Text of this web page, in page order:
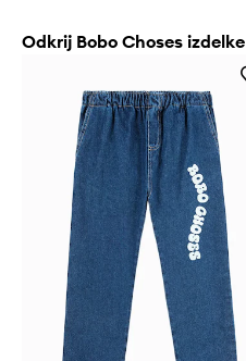
Odkrij Bobo Choses izdelke